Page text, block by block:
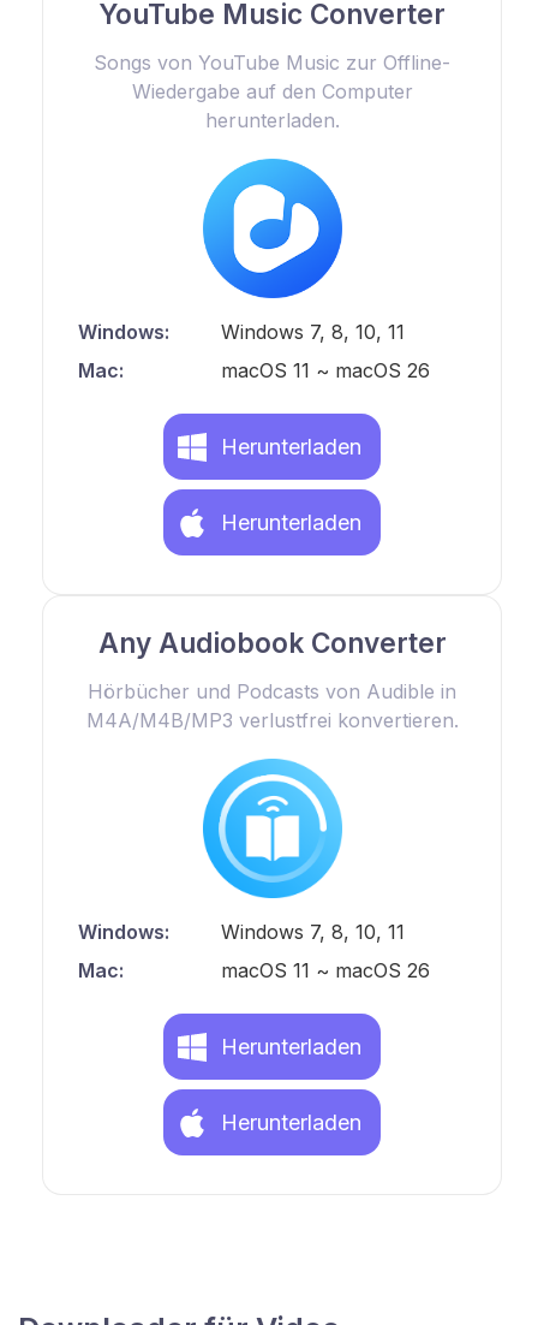
YouTube Music Converter
Songs von YouTube Music zur Offline-
Wiedergabe auf den Computer
herunterladen.
Windows:
Windows 7, 8, 10, 11
Mac:
macOS 11 ~ macOS 26
Herunterladen
Herunterladen
Any Audiobook Converter
Hörbücher und Podcasts von Audible in
M4A/M4B/MP3 verlustfrei konvertieren.
Windows:
Windows 7, 8, 10, 11
Mac:
macOS 11 ~ macOS 26
Herunterladen
Herunterladen